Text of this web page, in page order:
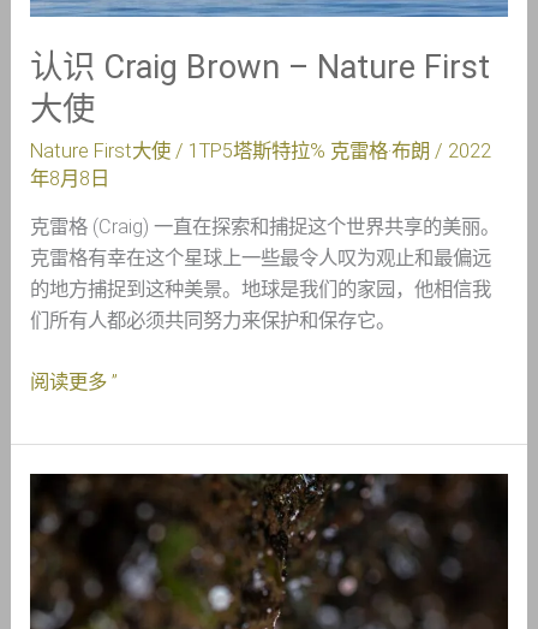
认识 Craig Brown – Nature First
大使
Nature First大使 / 1TP5塔斯特拉% 克雷格·布朗/ 2022
年8月8日
克雷格 (Craig) 一直在探索和捕捉这个世界共享的美丽。
克雷格有幸在这个星球上一些最令人叹为观止和最偏远
的地方捕捉到这种美景。地球是我们的家园，他相信我
们所有人都必须共同努力来保护和保存它。
First
使
阅读更多 ”
识
Cynthia
Bandurek
–